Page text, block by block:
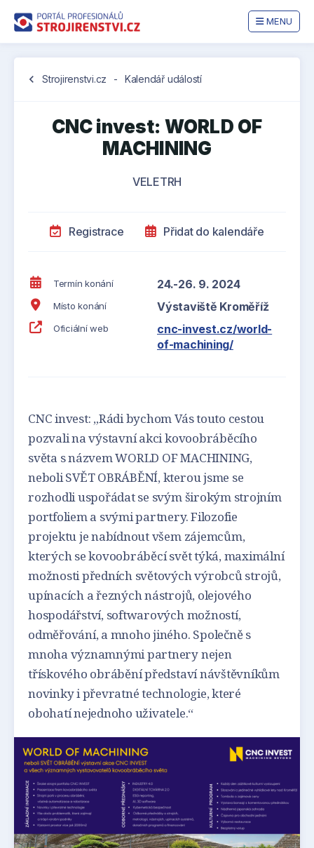
MENU
chevron_left Strojirenstvi.cz - Kalendář událostí
CNC invest: WORLD OF
MACHINING
VELETRH
Registrace Přidat do kalendáře
Termín konání 24.-26. 9. 2024
Místo konání Výstaviště Kroměříž
Oficiální web
cnc-invest.cz/world-
of-machining/
CNC invest: „Rádi bychom Vás touto cestou
pozvali na výstavní akci kovoobráběcího
světa s názvem WORLD OF MACHINING,
neboli SVĚT OBRÁBĚNÍ, kterou jsme se
rozhodli uspořádat se svým širokým strojním
portfoliem a svými partnery. Filozofie
projektu je nabídnout všem zájemcům,
kterých se kovoobráběcí svět týká, maximální
možnosti předních světových výrobců strojů,
upínacích a řezných nástrojů, olejového
hospodářství, softwarových možností,
odměřování, a mnoho jiného. Společně s
mnoha významnými partnery nejen
třískového obrábění představí návštěvníkům
novinky i převratné technologie, které
obohatí nejednoho uživatele.“